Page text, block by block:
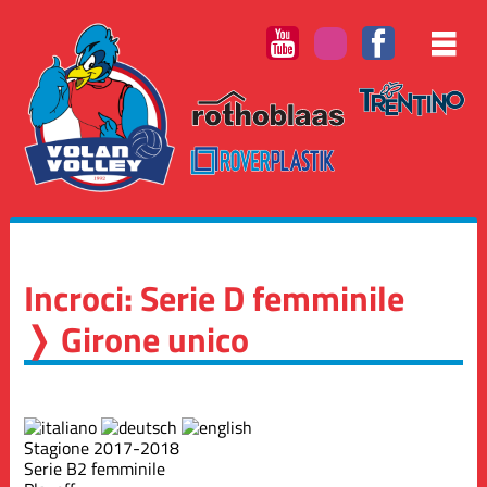
Incroci: Serie D femminile
❭ Girone unico
Stagione 2017-2018
Serie B2 femminile